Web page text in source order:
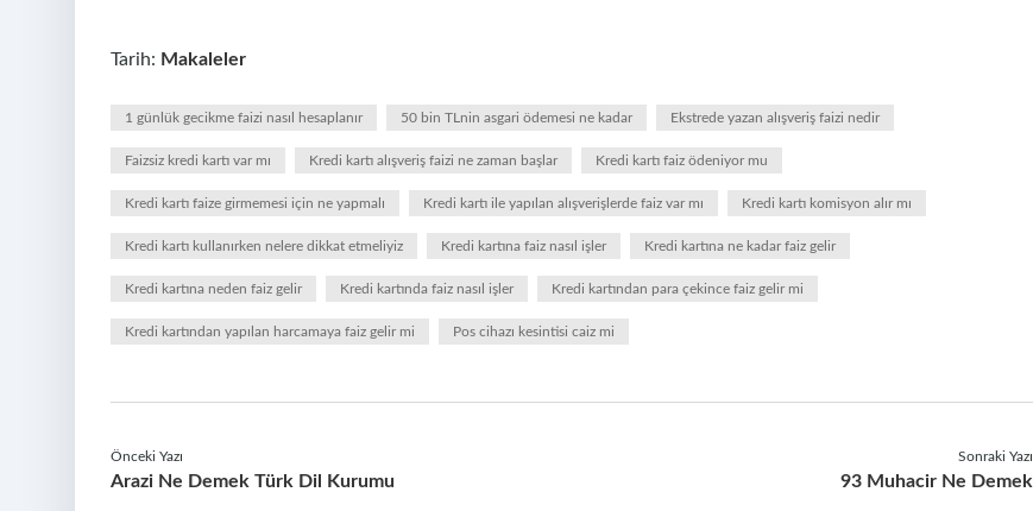
Tarih: Makaleler
1 günlük gecikme faizi nasıl hesaplanır 50 bin TLnin asgari ödemesi ne kadar Ekstrede yazan alışveriş faizi nedir
Faizsiz kredi kartı var mı Kredi kartı alışveriş faizi ne zaman başlar Kredi kartı faiz ödeniyor mu
Kredi kartı faize girmemesi için ne yapmalı Kredi kartı ile yapılan alışverişlerde faiz var mı Kredi kartı komisyon alır mı
Kredi kartı kullanırken nelere dikkat etmeliyiz Kredi kartına faiz nasıl işler Kredi kartına ne kadar faiz gelir
Kredi kartına neden faiz gelir Kredi kartında faiz nasıl işler Kredi kartından para çekince faiz gelir mi
Kredi kartından yapılan harcamaya faiz gelir mi Pos cihazı kesintisi caiz mi
Önceki Yazı
Arazi Ne Demek Türk Dil Kurumu
Sonraki Yazı
93 Muhacir Ne Demek